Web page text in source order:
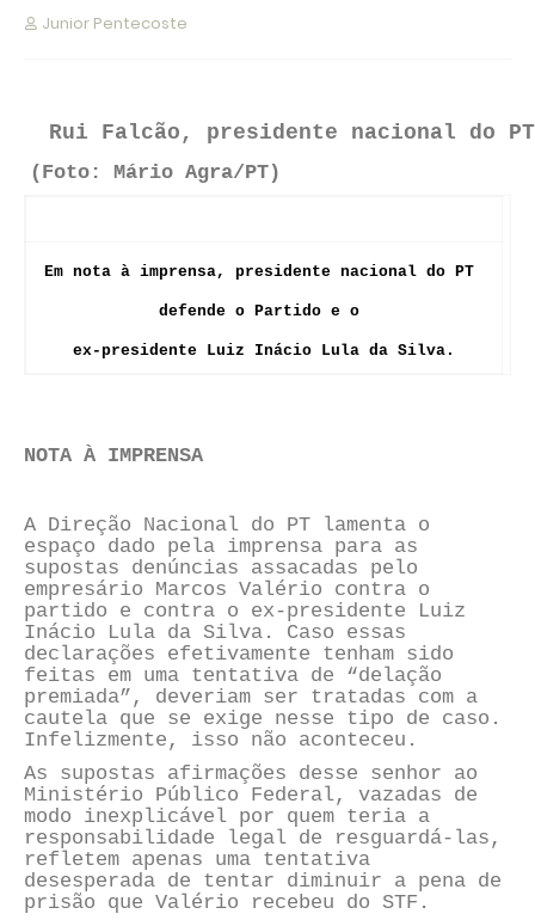
Junior Pentecoste
Rui Falcão, presidente nacional do
(Foto: Mário Agra/PT)
Em nota à imprensa, presidente nacional do PT
defende o Partido e o
ex-presidente Luiz Inácio Lula da Silva.
NOTA À IMPRENSA
A Direção Nacional do PT lamenta o
espaço dado pela imprensa para as
supostas denúncias assacadas pelo
empresário Marcos Valério contra o
partido e contra o ex-presidente Luiz
Inácio Lula da Silva. Caso essas
declarações efetivamente tenham sido
feitas em uma tentativa de “delação
premiada”, deveriam ser tratadas com a
cautela que se exige nesse tipo de caso.
Infelizmente, isso não aconteceu.
As supostas afirmações desse senhor ao
Ministério Público Federal, vazadas de
modo inexplicável por quem teria a
responsabilidade legal de resguardá-las,
refletem apenas uma tentativa
desesperada de tentar diminuir a pena de
prisão que Valério recebeu do STF.